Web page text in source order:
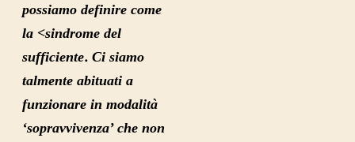
possiamo definire come
la <sindrome del
sufficiente. Ci siamo
talmente abituati a
funzionare in modalità
‘sopravvivenza’ che non